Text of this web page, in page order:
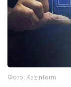
Фото: Kazinform